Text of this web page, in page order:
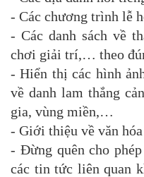
- Các chương trình lễ
- Các danh sách về
chơi giải trí,… theo
- Hiển thị các hình
về danh lam thắng
gia, vùng miền,…
- Giới thiệu về văn
- Đừng quên cho
các tin tức liên quan